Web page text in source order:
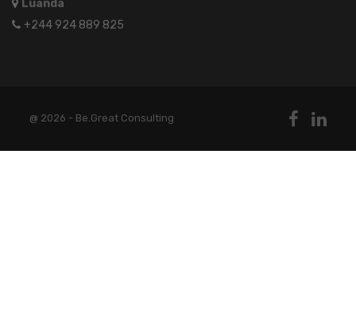
Luanda
+244 924 889 825
@ 2026 - Be.Great Consulting